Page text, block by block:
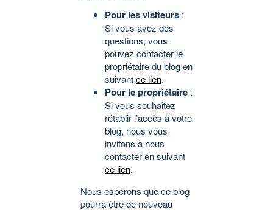
Pour les visiteurs :
Si vous avez des
questions, vous
pouvez contacter le
propriétaire du blog en
suivantce lien.
Pour le propriétaire :
Si vous souhaitez
rétablir l’accès à votre
blog, nous vous
invitons à nous
contacter en suivant
ce lien.
Nous espérons que ce blog
pourra être de nouveau